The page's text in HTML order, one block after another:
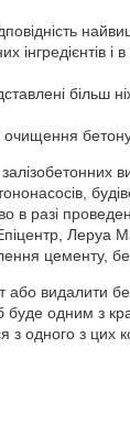
в разі
Леруа
цементу,
видалити
одним з
з одного з цих